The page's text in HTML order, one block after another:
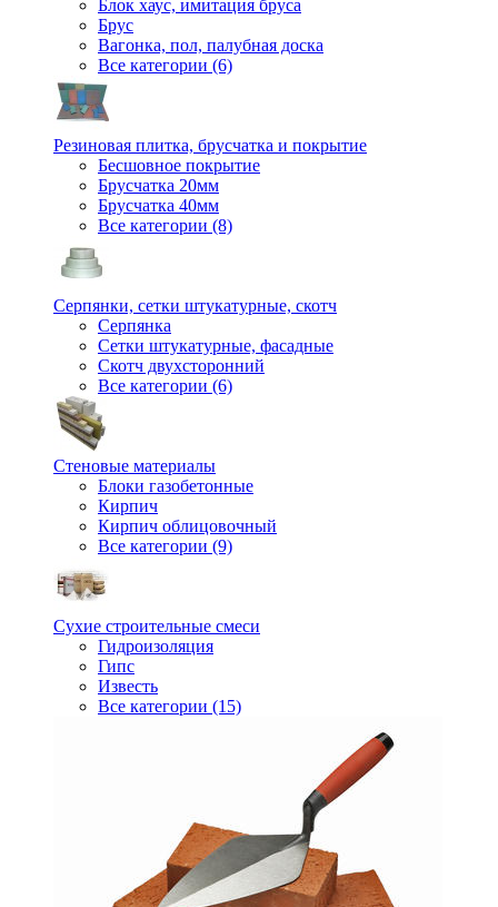
Блок хаус, имитация бруса
Брус
Вагонка, пол, палубная доска
Все категории (6)
Резиновая плитка, брусчатка и покрытие
Бесшовное покрытие
Брусчатка 20мм
Брусчатка 40мм
Все категории (8)
Серпянки, сетки штукатурные, скотч
Серпянка
Сетки штукатурные, фасадные
Скотч двухсторонний
Все категории (6)
Стеновые материалы
Блоки газобетонные
Кирпич
Кирпич облицовочный
Все категории (9)
Сухие строительные смеси
Гидроизоляция
Гипс
Известь
Все категории (15)